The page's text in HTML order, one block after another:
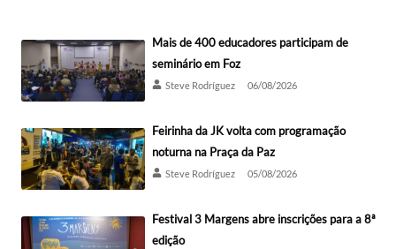
Mais de 400 educadores participam de
seminário em Foz
Steve Rodríguez 06/08/2026
Feirinha da JK volta com programação
noturna na Praça da Paz
Steve Rodríguez 05/08/2026
Festival 3 Margens abre inscrições para a 8ª
edição